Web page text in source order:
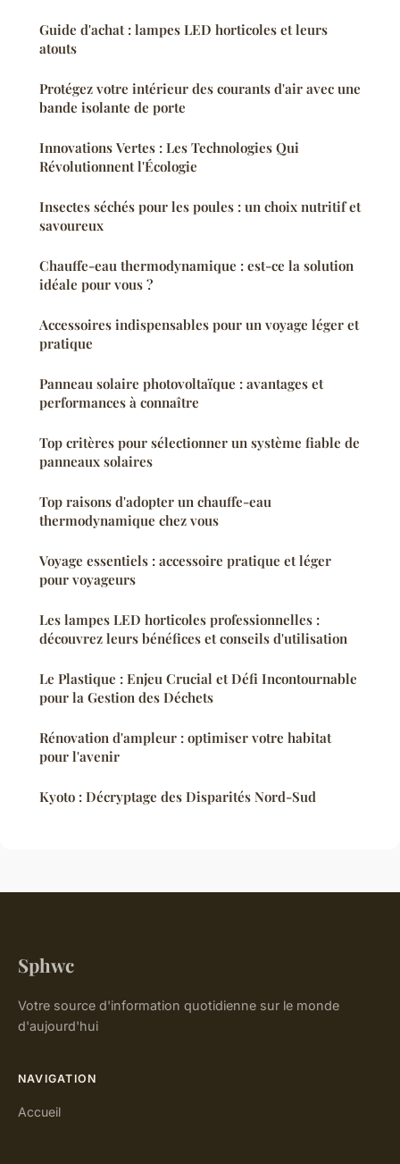
Guide d'achat : lampes LED horticoles et leurs
atouts
Protégez votre intérieur des courants d'air avec une
bande isolante de porte
Innovations Vertes : Les Technologies Qui
Révolutionnent l'Écologie
Insectes séchés pour les poules : un choix nutritif et
savoureux
Chauffe-eau thermodynamique : est-ce la solution
idéale pour vous ?
Accessoires indispensables pour un voyage léger et
pratique
Panneau solaire photovoltaïque : avantages et
performances à connaître
Top critères pour sélectionner un système fiable de
panneaux solaires
Top raisons d'adopter un chauffe-eau
thermodynamique chez vous
Voyage essentiels : accessoire pratique et léger
pour voyageurs
Les lampes LED horticoles professionnelles :
découvrez leurs bénéfices et conseils d'utilisation
Le Plastique : Enjeu Crucial et Défi Incontournable
pour la Gestion des Déchets
Rénovation d'ampleur : optimiser votre habitat
pour l'avenir
Kyoto : Décryptage des Disparités Nord-Sud
Sphwc
Votre source d'information quotidienne sur le monde
d'aujourd'hui
NAVIGATION
Accueil